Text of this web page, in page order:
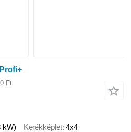
Ft
kW) Kerékképlet 4x4